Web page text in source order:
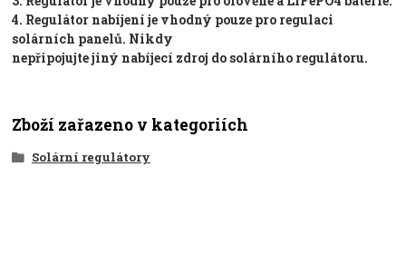
4. Regulátor nabíjení je vhodný pouze pro regulaci
solárních panelů. Nikdy
nepřipojujte jiný nabíjecí zdroj do solárního regulátoru.
Zboží zařazeno v kategoriích
Solární regulátory